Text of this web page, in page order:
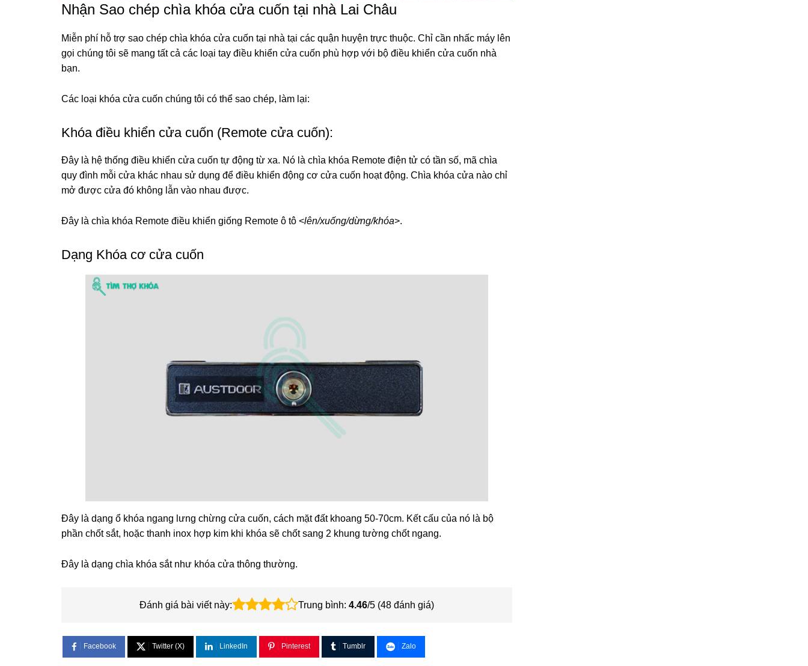
Nhận Sao chép chìa khóa cửa cuốn tại nhà Lai Châu
Miễn phí hỗ trợ sao chép chìa khóa cửa cuốn tại nhà tại các quận huyện trực thuộc. Chỉ cần nhấc máy lên
gọi chúng tôi sẽ mang tất cả các loại tay điều khiển cửa cuốn phù hợp với bộ điều khiển cửa cuốn nhà
bạn.
Các loại khóa cửa cuốn chúng tôi có thể sao chép, làm lại:
Khóa điều khiển cửa cuốn (Remote cửa cuốn):
Đây là hệ thống điều khiển cửa cuốn tự động từ xa. Nó là chìa khóa Remote điện tử có tần số, mã chìa
quy đình mỗi cửa khác nhau sử dụng để điều khiển động cơ cửa cuốn hoạt động. Chìa khóa cửa nào chỉ
mở được cửa đó không lẫn vào nhau được.
Đây là chìa khóa Remote điều khiển giống Remote ô tô <lên/xuống/dừng/khóa>.
Dạng Khóa cơ cửa cuốn
Đây là dạng ổ khóa ngang lưng chừng cửa cuốn, cách mặt đất khoang 50-70cm. Kết cấu của nó là bộ
phần chốt sắt, hoặc thanh inox hợp kim khi khóa sẽ chốt sang 2 khung tường chốt ngang.
Đây là dạng chìa khóa sắt như khóa cửa thông thường.
Đánh giá bài viết này: Trung bình: 4.46/5 (48 đánh giá)
Facebook Twitter (X) LinkedIn Pinterest Tumblr Zalo